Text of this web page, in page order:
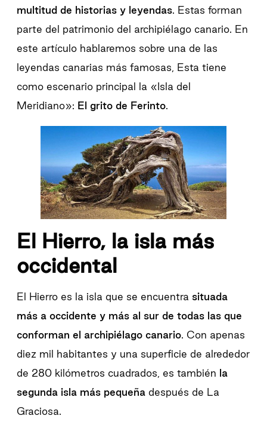
multitud de historias y leyendas. Estas forman
parte del patrimonio del archipiélago canario. En
este artículo hablaremos sobre una de las
leyendas canarias más famosas, Esta tiene
como escenario principal la «Isla del
Meridiano»: El grito de Ferinto.
El Hierro, la isla más
occidental
El Hierro es la isla que se encuentra situada
más a occidente y más al sur de todas las que
conforman el archipiélago canario. Con apenas
diez mil habitantes y una superficie de alrededor
de 280 kilómetros cuadrados, es también la
segunda isla más pequeñadespués de La
Graciosa.